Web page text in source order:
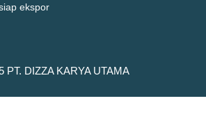
ekspor
PT. DIZZA KARYA UTAMA